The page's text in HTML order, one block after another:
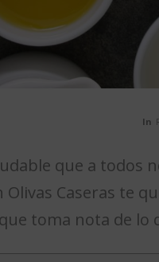
In
que a todos
Caseras te
toma nota de